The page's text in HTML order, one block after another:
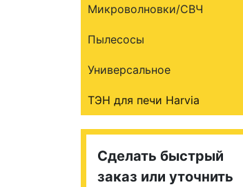
Микроволновки/СВЧ
Пылесосы
Универсальное
ТЭН для печи Harvia
Сделать быстрый
заказ или уточнить